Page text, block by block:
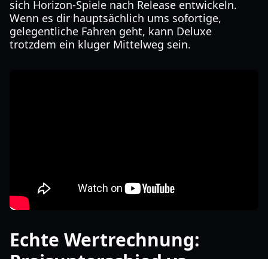
sich Horizon-Spiele nach Release entwickeln.
Wenn es dir hauptsächlich ums sofortige,
gelegentliche Fahren geht, kann Deluxe
trotzdem ein kluger Mittelweg sein.
Echte Wertrechnung: